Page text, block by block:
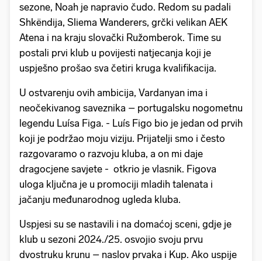
sezone, Noah je napravio čudo. Redom su padali
Shkëndija, Sliema Wanderers, grčki velikan AEK
Atena i na kraju slovački Ružomberok. Time su
postali prvi klub u povijesti natjecanja koji je
uspješno prošao sva četiri kruga kvalifikacija.
U ostvarenju ovih ambicija, Vardanyan ima i
neočekivanog saveznika – portugalsku nogometnu
legendu Luísa Figa. - Luís Figo bio je jedan od prvih
koji je podržao moju viziju. Prijatelji smo i često
razgovaramo o razvoju kluba, a on mi daje
dragocjene savjete - otkrio je vlasnik. Figova
uloga ključna je u promociji mladih talenata i
jačanju međunarodnog ugleda kluba.
Uspjesi su se nastavili i na domaćoj sceni, gdje je
klub u sezoni 2024./25. osvojio svoju prvu
dvostruku krunu – naslov prvaka i Kup. Ako uspije